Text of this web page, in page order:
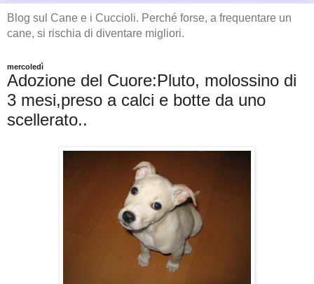
Blog sul Cane e i Cuccioli. Perché forse, a frequentare un
cane, si rischia di diventare migliori.
mercoledì
Adozione del Cuore:Pluto, molossino di
3 mesi,preso a calci e botte da uno
scellerato..